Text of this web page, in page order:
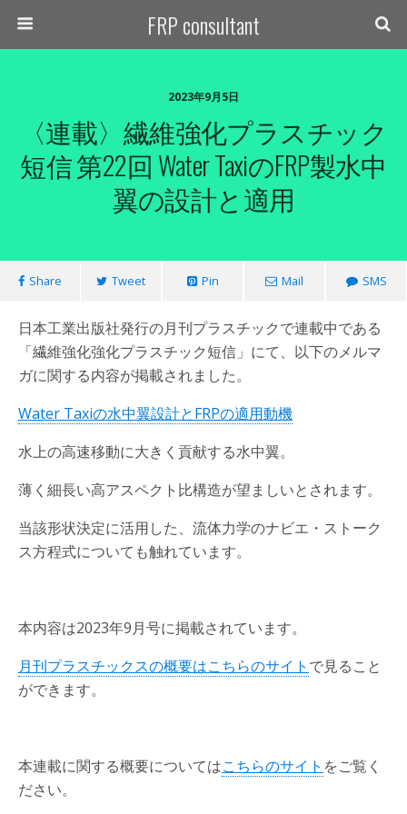
FRP consultant
2023年9月5日
〈連載〉繊維強化プラスチック
短信 第22回 Water TaxiのFRP製水中
翼の設計と適用
Share Tweet Pin Mail SMS
日本工業出版社発行の月刊プラスチックで連載中である
「繊維強化強化プラスチック短信」にて、以下のメルマ
ガに関する内容が掲載されました。
Water Taxiの水中翼設計とFRPの適用動機
水上の高速移動に大きく貢献する水中翼。
薄く細長い高アスペクト比構造が望ましいとされます。
当該形状決定に活用した、流体力学のナビエ・ストーク
ス方程式についても触れています。
本内容は2023年9月号に掲載されています。
月刊プラスチックスの概要はこちらのサイト で見ること
ができます。
本連載に関する概要についてはこちらのサイト をご覧く
ださい。